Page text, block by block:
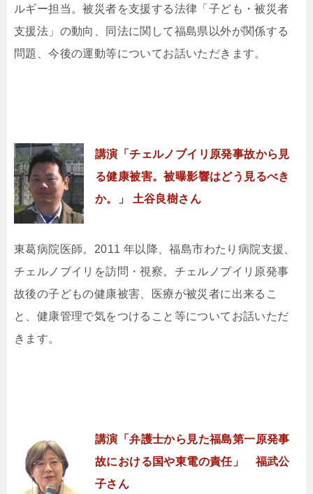
ルギー担当。被災者を支援する法律「子ども・被災者
支援法」の動向、同法に関して福島県以外が関係する
問題、今後の運動等についてお話いただきます。
講演「チェルノブイリ原発事故から見
る健康被害。被曝影響はどう見るべき
か。」 土谷良樹さん
東葛病院医師。2011 年以降、福島市わたり病院支援、
チェルノブイリを訪問・視察。チェルノブイリ原発事
故後の子どもの健康被害、医療が被災者に出来るこ
と、健康管理で気をつけること等についてお話いただ
きます。
講演「弁護士から見た福島第一原発事
故における国や東電の責任」 福武公
子さん